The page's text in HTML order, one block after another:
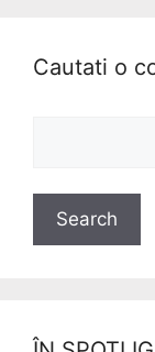
Cautati o